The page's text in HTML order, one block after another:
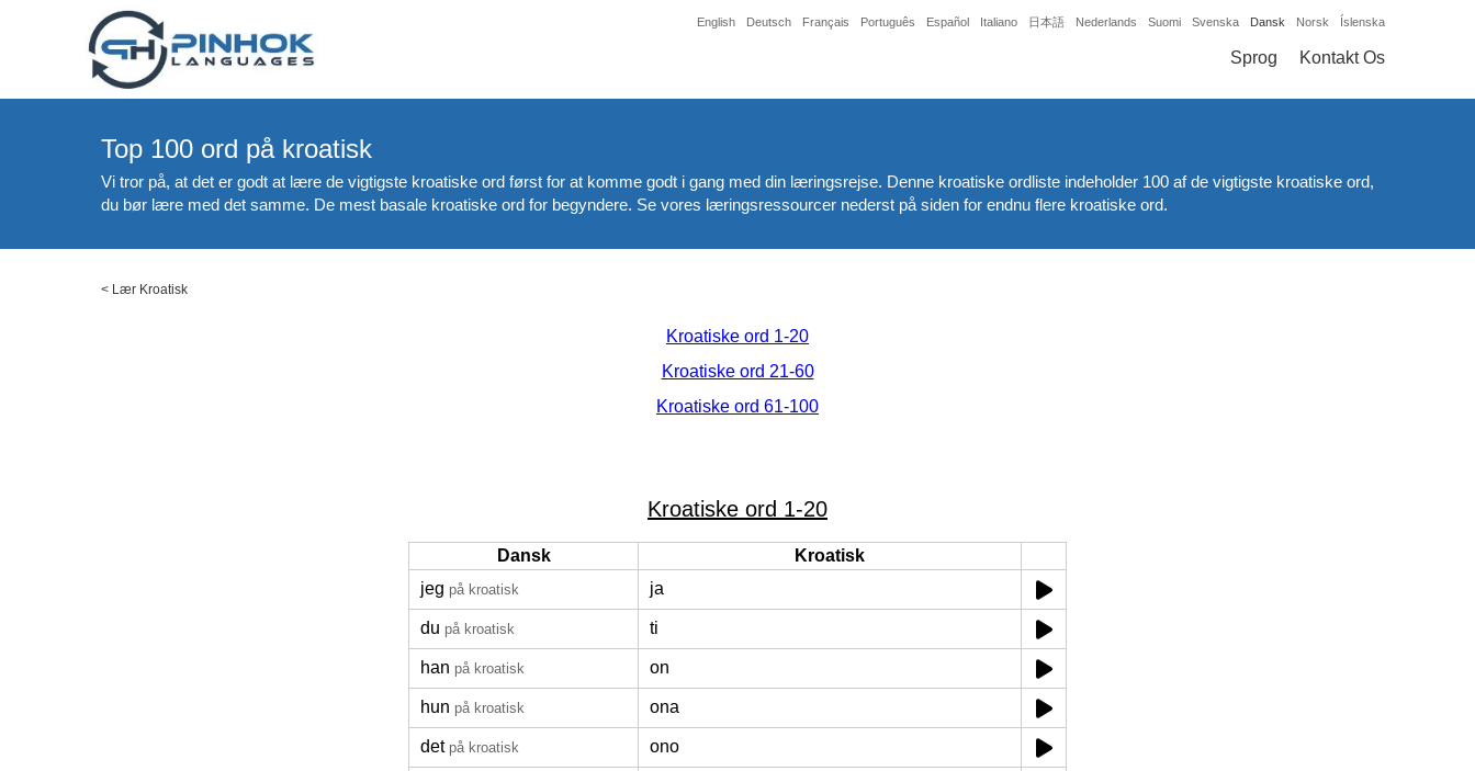
English Deutsch Français Português Español Italiano 日本語 Nederlands Suomi Svenska Dansk Norsk Íslenska
Sprog Kontakt Os
Top 100 ord på kroatisk
Vi tror på, at det er godt at lære de vigtigste kroatiske ord først for at komme godt i gang med din læringsrejse. Denne kroatiske ordliste indeholder 100 af de vigtigste kroatiske ord,
du bør lære med det samme. De mest basale kroatiske ord for begyndere. Se vores læringsressourcer nederst på siden for endnu flere kroatiske ord.
< Lær Kroatisk
Kroatiske ord 1-20
Kroatiske ord 21-60
Kroatiske ord 61-100
Kroatiske ord 1-20
Dansk
Kroatisk
jeg på kroatisk ja
du på kroatisk ti
han på kroatisk on
hun på kroatisk ona
det på kroatisk ono